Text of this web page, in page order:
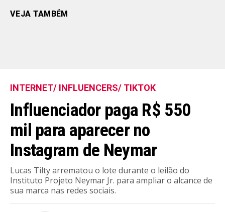
VEJA TAMBÉM
INTERNET/ INFLUENCERS/ TIKTOK
Influenciador paga R$ 550
mil para aparecer no
Instagram de Neymar
Lucas Tilty arrematou o lote durante o leilão do
Instituto Projeto Neymar Jr. para ampliar o alcance de
sua marca nas redes sociais.